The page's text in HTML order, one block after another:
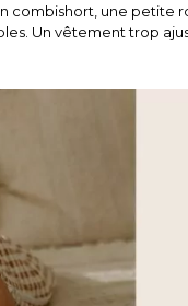
combishort, une petite
Un vêtement trop